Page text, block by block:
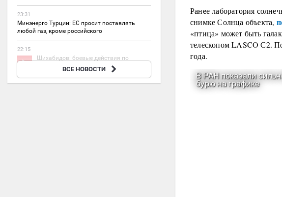
23:31
Минэнерго Турции: ЕС просит поставлять
любой газ, кроме российского
22:15
Шихабидов: боевые действия по
освобождению ДНР ведутся
ВСЕ НОВОСТИ
Ранее лаборатория
снимке Солнца объекта,
«птица» может быть
телескопом LASCO С2.
года.